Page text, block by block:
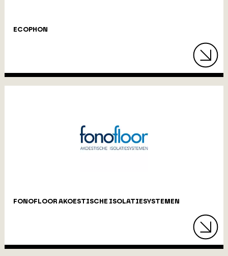
ECOPHON
FONOFLOOR AKOESTISCHE ISOLATIESYSTEMEN